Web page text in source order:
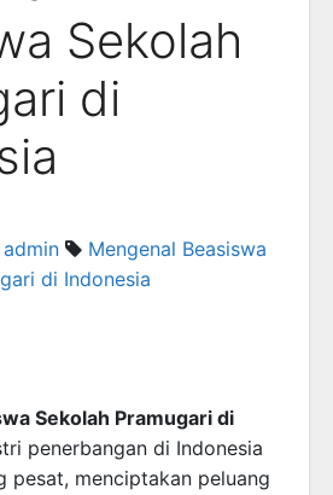
Sekolah
di
admin
Mengenal Beasiswa
di Indonesia
Sekolah Pramugari di
penerbangan di Indonesia
pesat, menciptakan peluang